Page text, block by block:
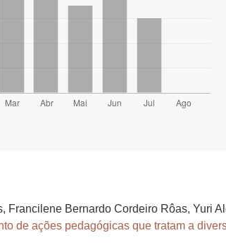
Bernardo Cordeiro Rôas, Yuri
de ações pedagógicas que tratam a